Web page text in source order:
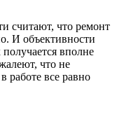
считают, что ремонт
И объективности
вполне
что не
работе все равно